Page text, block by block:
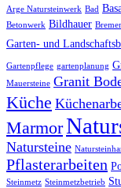
Arge Natursteinwerk Bad
Betonwerk Bildhauer
Garten- und
Gartenpflege gartenplanung
Mauersteine Granit
Küche
Marmor
Natursteine
Pflasterarbeiten
Steinmetz Steinmetzbetrieb